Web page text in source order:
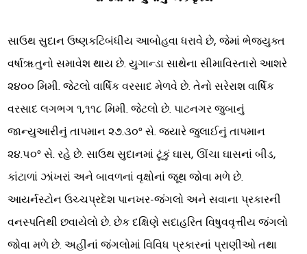
સાઉથ સુદાન ઉષ્ણકટિબંધીય આબોહવા ધરાવે છે, જેમાં ભેજયુક્ત
વર્ષાૠતુનો સમાવેશ થાય છે. યુગાન્ડા સાથેના સીમાવિસ્તારો આશરે
૨૪૦૦ મિમી. જેટલો વાર્ષિક વરસાદ મેળવે છે. તેનો સરેરાશ વાર્ષિક
વરસાદ લગભગ ૧,૧૧૮ મિમી. જેટલો છે. પાટનગર જુબાનું
જાન્યુઆરીનું તાપમાન ૨૭.૩૦° સે. જ્યારે જુલાઈનું તાપમાન
૨૪.૫૦° સે. રહે છે. સાઉથ સુદાનમાં ટૂંકું ઘાસ, ઊંચા ઘાસનાં બીડ,
કાંટાળાં ઝાંખરાં અને બાવળનાં વૃક્ષોનાં જૂથ જોવા મળે છે.
આયર્નસ્ટોન ઉચ્ચપ્રદેશ પાનખર-જંગલો અને સવાના પ્રકારની
વનસ્પતિથી છવાયેલો છે. છેક દક્ષિણે સદાહરિત વિષુવવૃત્તીય જંગલો
જોવા મળે છે. અહીંનાં જંગલોમાં વિવિધ પ્રકારનાં પ્રાણીઓ તથા